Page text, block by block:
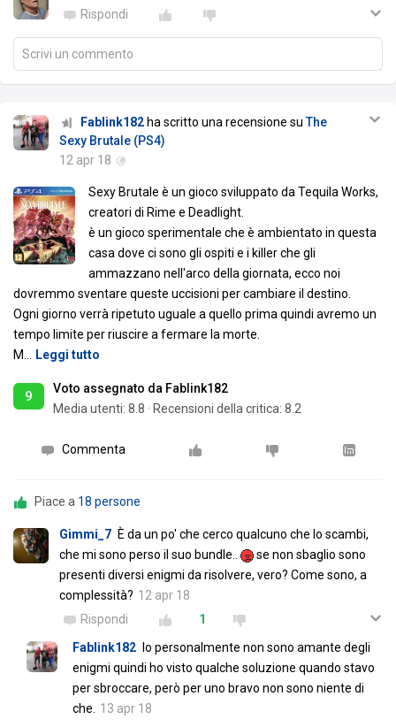
Rispondi
Scrivi un commento
Fablink182 ha scritto una recensione suThe
Sexy Brutale (PS4)
12 apr 18
Sexy Brutale è un gioco sviluppato da Tequila Works,
creatori di Rime e Deadlight.
è un gioco sperimentale che è ambientato in questa
casa dove ci sono gli ospiti e i killer che gli
ammazzano nell'arco della giornata, ecco noi
dovremmo sventare queste uccisioni per cambiare il destino.
Ogni giorno verrà ripetuto uguale a quello prima quindi avremo un
tempo limite per riuscire a fermare la morte.
M… Leggi tutto
9
Voto assegnato da Fablink182
Media utenti: 8.8 · Recensioni della critica: 8.2
Commenta
Piace a 18 persone
Gimmi_7 È da un po' che cerco qualcuno che lo scambi,
che mi sono perso il suo bundle..
se non sbaglio sono
presenti diversi enigmi da risolvere, vero? Come sono, a
complessità? 12 apr 18
Rispondi
1
Fablink182
Io personalmente non sono amante degli
enigmi quindi ho visto qualche soluzione quando stavo
per sbroccare, però per uno bravo non sono niente di
che. 13 apr 18